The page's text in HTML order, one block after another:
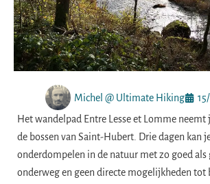
Michel @ Ultimate Hiking
Het wandelpad Entre Lesse et Lomme neemt
de bossen van Saint-Hubert. Drie dagen kan
onderdompelen in de natuur met zo goed als
onderweg en geen directe mogelijkheden tot